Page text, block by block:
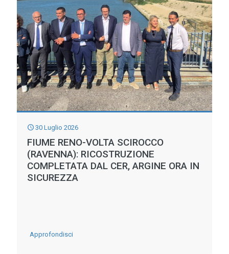
REGIONE
CHE
STA
SOFFRENDO
DI
PIU’
30 Luglio 2026
FIUME RENO-VOLTA SCIROCCO
(RAVENNA): RICOSTRUZIONE
COMPLETATA DAL CER, ARGINE ORA IN
SICUREZZA
Approfondisci-